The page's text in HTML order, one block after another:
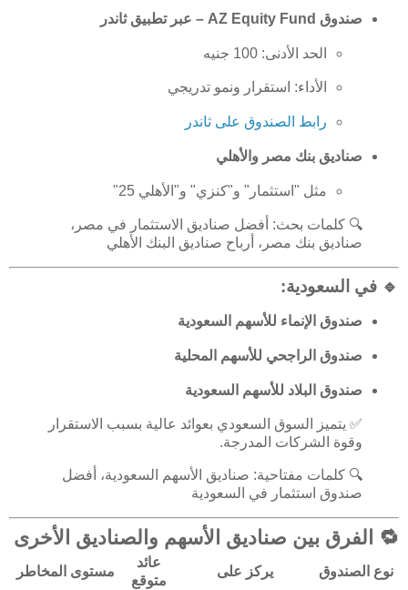
صندوق AZ Equity Fund – عبر تطبيق ثاندر
الحد الأدنى: 100 جنيه
الأداء: استقرار ونمو تدريجي
رابط الصندوق على ثاندر
صناديق بنك مصر والأهلي
مثل "استثمار" و"كنزي" و"الأهلي 25"
🔍 كلمات بحث: أفضل صناديق الاستثمار في مصر،
صناديق بنك مصر، أرباح صناديق البنك الأهلي
🔹 في السعودية:
صندوق الإنماء للأسهم السعودية
صندوق الراجحي للأسهم المحلية
صندوق البلاد للأسهم السعودية
✅ يتميز السوق السعودي بعوائد عالية بسبب الاستقرار
وقوة الشركات المدرجة.
🔍 كلمات مفتاحية: صناديق الأسهم السعودية، أفضل
صندوق استثمار في السعودية
🔁 الفرق بين صناديق الأسهم والصناديق الأخرى
نوع الصندوق يركز على
عائد
متوقع
مستوى المخاطر